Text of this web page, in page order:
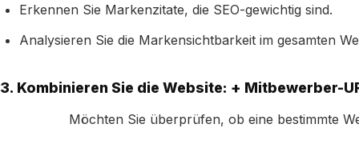
Erkennen Sie Markenzitate, die SEO-gewichtig sind.
Analysieren Sie die Markensichtbarkeit im gesamten
3. Kombinieren Sie die Website: + Mitbewerber-
Möchten Sie überprüfen, ob eine bestimmte